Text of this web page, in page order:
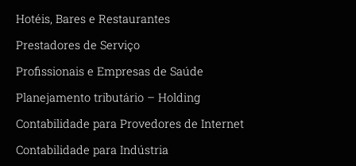
Hotéis, Bares e Restaurantes
Prestadores de Serviço
Profissionais e Empresas de Saúde
Planejamento tributário – Holding
Contabilidade para Provedores de Internet
Contabilidade para Indústria